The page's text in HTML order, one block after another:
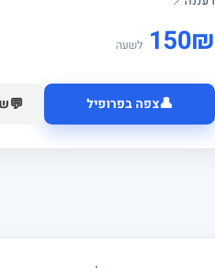
₪
150 לשעה
👤צפה בפרופיל 💬